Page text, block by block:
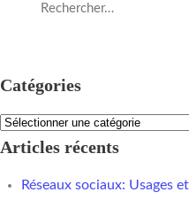
Catégories
Articles récents
Réseaux sociaux: Usages